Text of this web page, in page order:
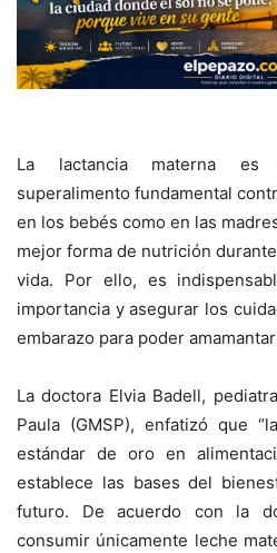
La lactancia materna es
superalimento fundamental
en los bebés como en las
mejor forma de nutrición
vida. Por ello, es
importancia y asegurar los
embarazo para poder
La doctora Elvia Badell,
Paula (GMSP), enfatizó que
estándar de oro en
establece las bases del
futuro. De acuerdo con la
consumir únicamente leche